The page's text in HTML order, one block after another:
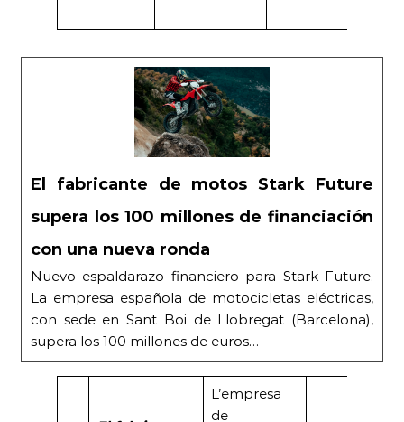
El fabricante de motos Stark Future
supera los 100 millones de financiación
con una nueva ronda
Nuevo espaldarazo financiero para Stark Future.
La empresa española de motocicletas eléctricas,
con sede en Sant Boi de Llobregat (Barcelona),
supera los 100 millones de euros…
L’empresa
de